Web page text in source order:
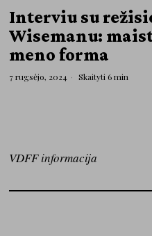
Interviu su
Wisemanu:
meno forma
7 rugsėjo, 2024 Skaityti 6 min
VDFF informacija